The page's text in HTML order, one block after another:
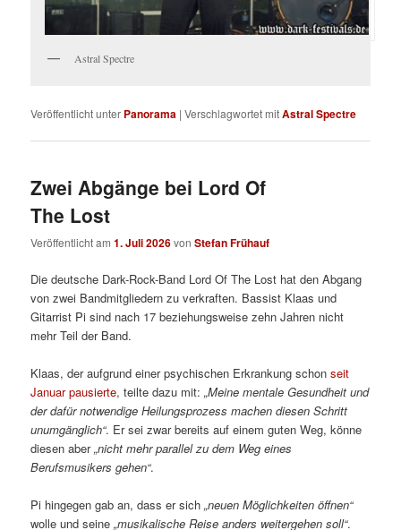
Astral Spectre
Veröffentlicht unter Panorama |Verschlagwortet mitAstral Spectre
Zwei Abgänge bei Lord Of
The Lost
Veröffentlicht am1. Juli 2026vonStefan Frühauf
Die deutsche Dark-Rock-Band Lord Of The Lost hat den Abgang
von zwei Bandmitgliedern zu verkraften. Bassist Klaas und
Gitarrist Pi sind nach 17 beziehungsweise zehn Jahren nicht
mehr Teil der Band.
Klaas, der aufgrund einer psychischen Erkrankung schonseit
Januar pausierte, teilte dazu mit:„Meine mentale Gesundheit und
der dafür notwendige Heilungsprozess machen diesen Schritt
unumgänglich“. Er sei zwar bereits auf einem guten Weg, könne
diesen aber„nicht mehr parallel zu dem Weg eines
Berufsmusikers gehen“.
Pi hingegen gab an, dass er sich„neuen Möglichkeiten öffnen“
wolle und seine„musikalische Reise anders weitergehen soll“.